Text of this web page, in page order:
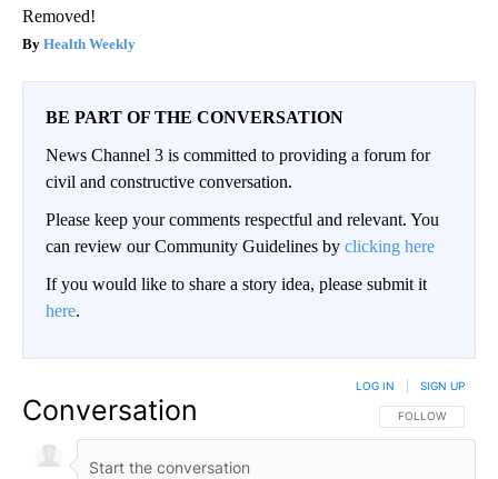
Removed!
Health Weekly
BE PART OF THE CONVERSATION
News Channel 3 is committed to providing a forum for
civil and constructive conversation.
Please keep your comments respectful and relevant. You
can review our Community Guidelines by clicking here
If you would like to share a story idea, please submit it
here.
Conversation FOLLOW THIS
FOLLOW
LOG IN SIGN UP